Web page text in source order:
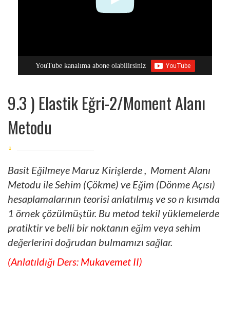
YouTube kanalıma abone olabilirsiniz
9.3 ) Elastik Eğri-2/Moment Alanı
Metodu
Basit Eğilmeye Maruz Kirişlerde , Moment Alanı
Metodu ile Sehim (Çökme) ve Eğim (Dönme Açısı)
hesaplamalarının teorisi anlatılmış ve so n kısımda
1 örnek çözülmüştür. Bu metod tekil yüklemelerde
pratiktir ve belli bir noktanın eğim veya sehim
değerlerini doğrudan bulmamızı sağlar.
(Anlatıldığı Ders: Mukavemet II)